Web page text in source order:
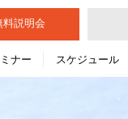
料説明会
ナー スケジュール